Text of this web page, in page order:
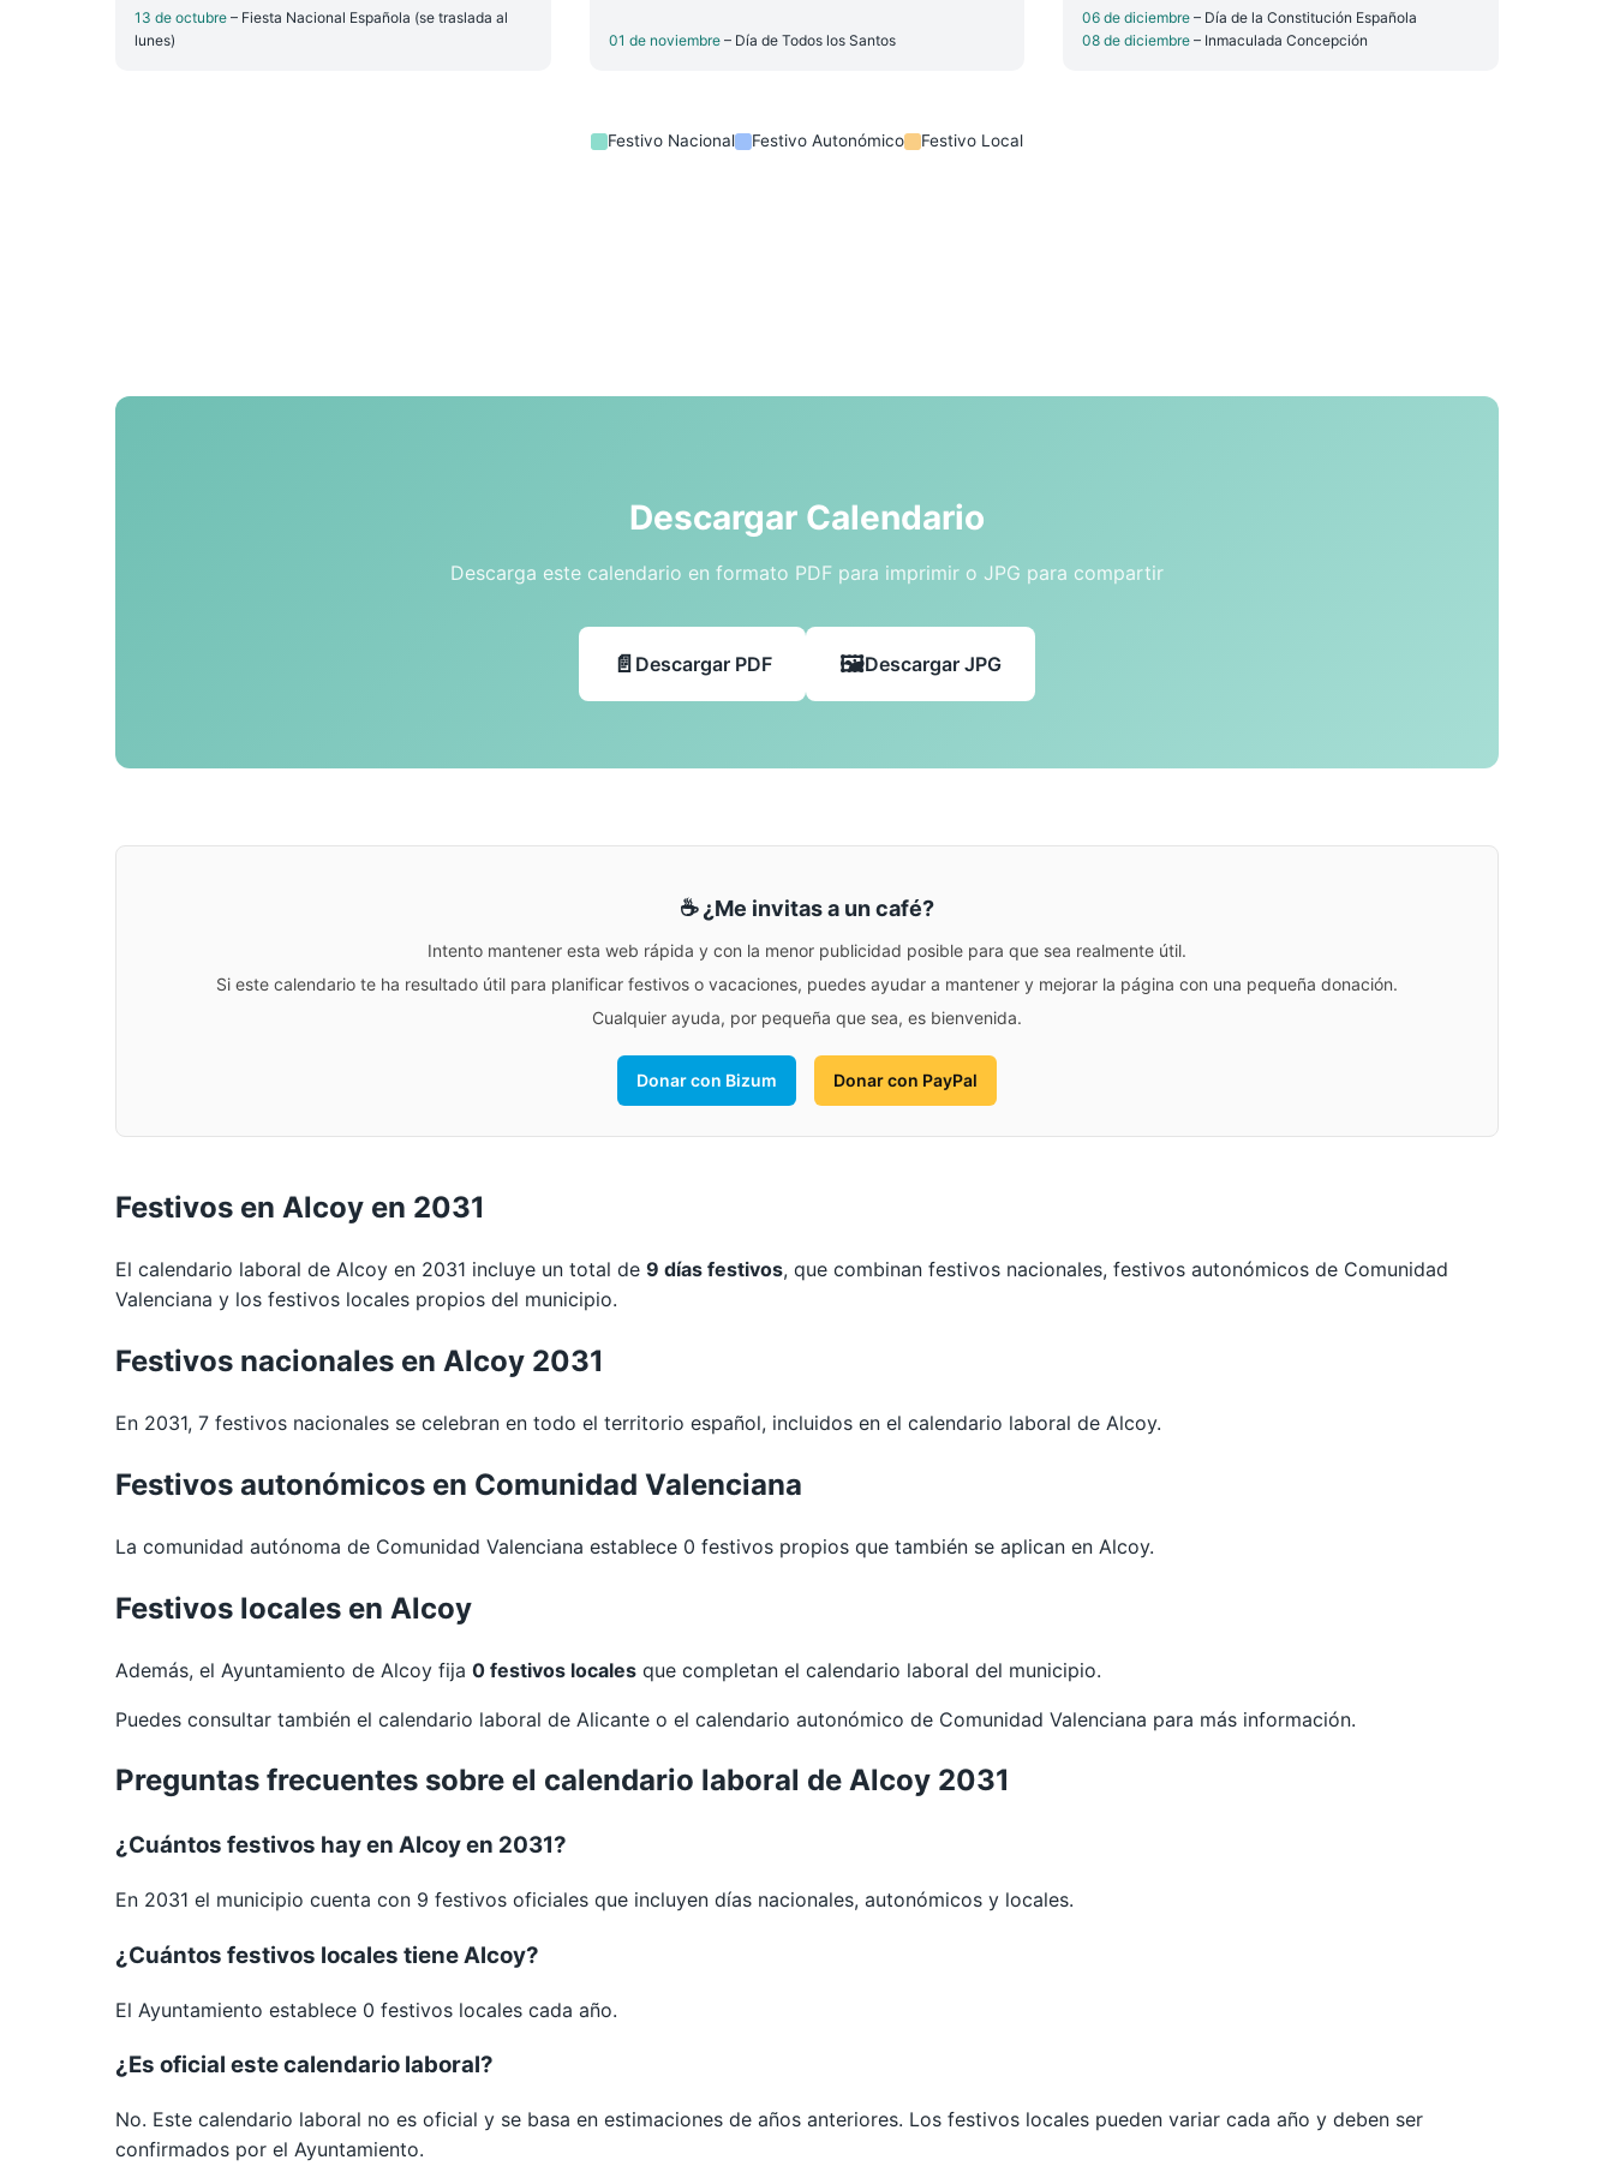
13 de octubre – Fiesta Nacional Española (se traslada al
lunes)
01 de noviembre – Día de Todos los Santos
06 de diciembre– Día de la Constitución Española
08 de diciembre– Inmaculada Concepción
Festivo Nacional Festivo Autonómico Festivo Local
Descargar Calendario
Descarga este calendario en formato PDF para imprimir o JPG para compartir
Descargar PDF Descargar JPG
☕ ¿Me invitas a un café?
Intento mantener esta web rápida y con la menor publicidad posible para que sea realmente útil.
Si este calendario te ha resultado útil para planificar festivos o vacaciones, puedes ayudar a mantener y mejorar la página con una pequeña donación.
Cualquier ayuda, por pequeña que sea, es bienvenida.
Donar con Bizum Donar con PayPal
Festivos en Alcoy en 2031
El calendario laboral de Alcoy en 2031 incluye un total de 9 días festivos, que combinan festivos nacionales, festivos autonómicos de Comunidad
Valenciana y los festivos locales propios del municipio.
Festivos nacionales en Alcoy 2031
En 2031, 7 festivos nacionales se celebran en todo el territorio español, incluidos en el calendario laboral de Alcoy.
Festivos autonómicos en Comunidad Valenciana
La comunidad autónoma de Comunidad Valenciana establece 0 festivos propios que también se aplican en Alcoy.
Festivos locales en Alcoy
Además, el Ayuntamiento de Alcoy fija 0 festivos locales que completan el calendario laboral del municipio.
Puedes consultar también el calendario laboral de Alicante o el calendario autonómico de Comunidad Valenciana para más información.
Preguntas frecuentes sobre el calendario laboral de Alcoy 2031
¿Cuántos festivos hay en Alcoy en 2031?
En 2031 el municipio cuenta con 9 festivos oficiales que incluyen días nacionales, autonómicos y locales.
¿Cuántos festivos locales tiene Alcoy?
El Ayuntamiento establece 0 festivos locales cada año.
¿Es oficial este calendario laboral?
No. Este calendario laboral no es oficial y se basa en estimaciones de años anteriores. Los festivos locales pueden variar cada año y deben ser
confirmados por el Ayuntamiento.